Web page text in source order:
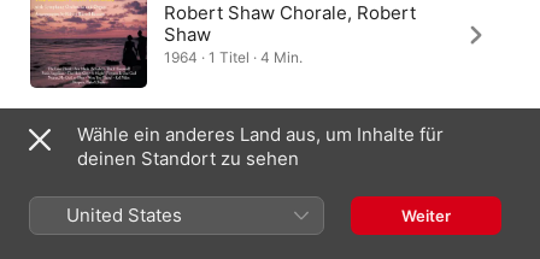
Robert Shaw Chorale, Robert
Shaw
1964 · 1 Titel · 4 Min.
1993 · 1 Titel · 5 Min.
Wähle ein anderes Land aus, um Inhalte für
deinen Standort zu sehen
United States Weiter